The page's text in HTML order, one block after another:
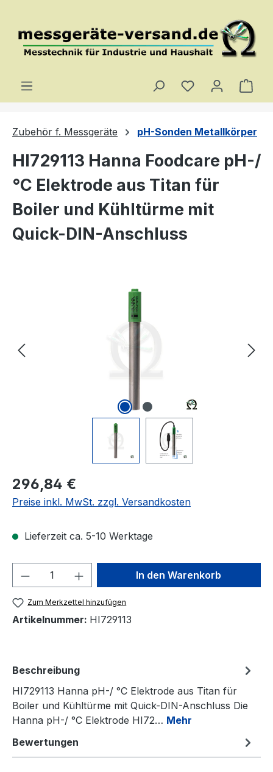
Du hast 0
Zubehör f. Messgeräte pH-Sonden Metallkörper
HI729113 Hanna Foodcare pH-/
°C Elektrode aus Titan für
Boiler und Kühltürme mit
Quick-DIN-Anschluss
Bildergalerie überspringen
Regulärer Preis:
296,84 €
Preise inkl. MwSt. zzgl. Versandkosten
Lieferzeit ca. 5-10 Werktage
Produkt Anzahl: Gib denIn den Warenkorb
Zum Merkzettel hinzufügen
Artikelnummer: HI729113
Beschreibung
HI729113 Hanna pH-/ °C Elektrode aus Titan für
Boiler und Kühltürme mit Quick-DIN-Anschluss Die
Hanna pH-/ °C Elektrode HI72… Mehr
Bewertungen